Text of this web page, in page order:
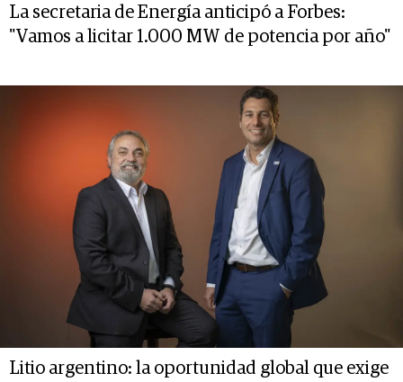
La secretaria de Energía anticipó a Forbes:
"Vamos a licitar 1.000 MW de potencia por año"
Litio argentino: la oportunidad global que exige